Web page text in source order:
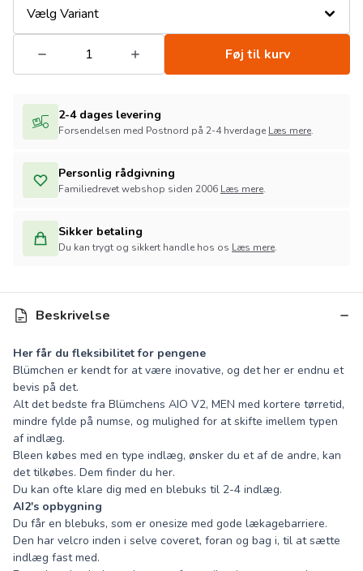
Vælg Variant
Føj til kurv
2-4 dages levering
Forsendelsen med Postnord på 2-4 hverdage Læs mere.
Personlig rådgivning
Familiedrevet webshop siden 2006 Læs mere.
Sikker betaling
Du kan trygt og sikkert handle hos os Læs mere.
Beskrivelse
Her får du fleksibilitet for pengene
Blümchen er kendt for at være inovative, og det her er endnu et
bevis på det.
Alt det bedste fra Blümchens AIO V2, MEN med kortere tørretid,
mindre fylde på numse, og mulighed for at skifte imellem typen
af indlæg.
Bleen købes med en type indlæg, ønsker du et af de andre, kan
det tilkøbes. Dem finder du her.
Du kan ofte klare dig med en blebuks til 2-4 indlæg.
AI2's opbygning
Du får en blebuks, som er onesize med gode lækagebarriere.
Den har velcro inden i selve coveret, foran og bag i, til at sætte
indlæg fast med.